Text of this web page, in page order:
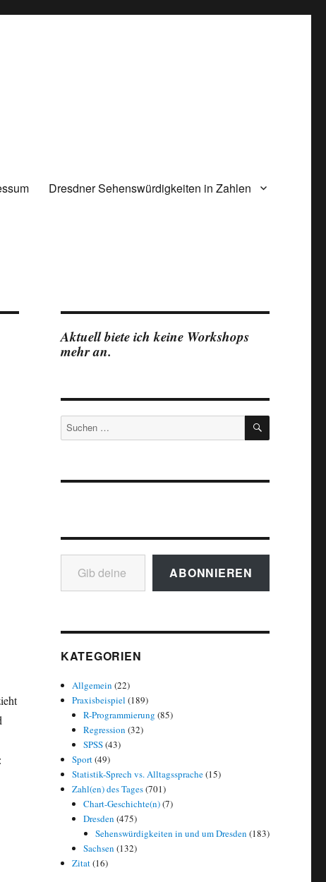
Dresdner Sehenswürdigkeiten in Zahlen
ungewöhnliche Vornamen in Dresden“
Aktuell biete ich keine Workshops
mehr an.
Suchen
nach:
SUCHEN
Gib deine E-Mail-Adresse ein ...
ABONNIEREN
KATEGORIEN
Allgemein (22)
Praxisbeispiel (189)
R-Programmierung (85)
Regression (32)
SPSS(43)
Sport(49)
Statistik-Sprech vs. Alltagssprache(15)
Zahl(en) des Tages(701)
Chart-Geschichte(n)(7)
Dresden (475)
Sehenswürdigkeiten in und um Dresden (183)
Sachsen (132)
Zitat(16)